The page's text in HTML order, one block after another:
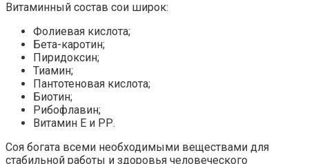
Витаминный состав сои широк:
Фолиевая кислота;
Бета-каротин;
Пиридоксин;
Тиамин;
Пантотеновая кислота;
Биотин;
Рибофлавин;
Витамин Е и РР.
Соя богата всеми необходимыми веществами для
стабильной работы и здоровья человеческого